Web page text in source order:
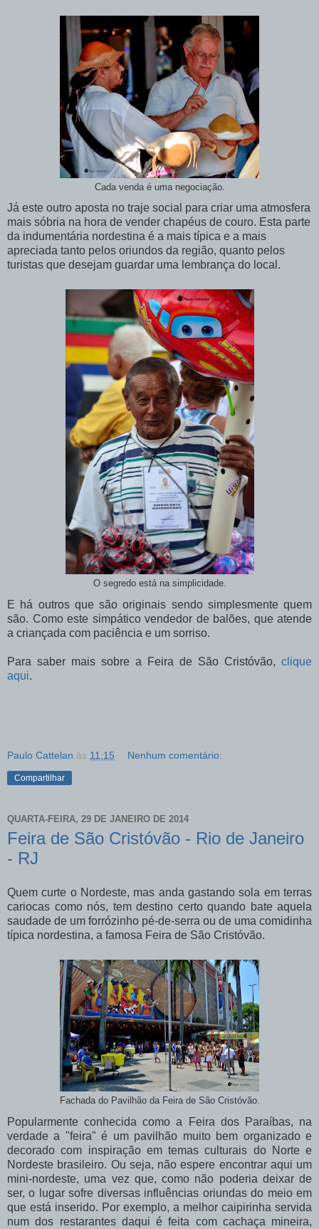
Cada venda é uma negociação.
Já este outro aposta no traje social para criar uma atmosfera
mais sóbria na hora de vender chapéus de couro. Esta parte
da indumentária nordestina é a mais típica e a mais
apreciada tanto pelos oriundos da região, quanto pelos
turistas que desejam guardar uma lembrança do local.
O segredo está na simplicidade.
E há outros que são originais sendo simplesmente quem
são. Como este simpático vendedor de balões, que atende
a criançada com paciência e um sorriso.
Para saber mais sobre a Feira de São Cristóvão, clique
aqui.
Paulo Cattelan às 11:15 Nenhum comentário:
Compartilhar
QUARTA-FEIRA, 29 DE JANEIRO DE 2014
Feira de São Cristóvão - Rio de Janeiro
- RJ
Quem curte o Nordeste, mas anda gastando sola em terras
cariocas como nós, tem destino certo quando bate aquela
saudade de um forrózinho pé-de-serra ou de uma comidinha
típica nordestina, a famosa Feira de São Cristóvão.
Fachada do Pavilhão da Feira de São Cristóvão.
Popularmente conhecida como a Feira dos Paraíbas, na
verdade a "feira" é um pavilhão muito bem organizado e
decorado com inspiração em temas culturais do Norte e
Nordeste brasileiro. Ou seja, não espere encontrar aqui um
mini-nordeste, uma vez que, como não poderia deixar de
ser, o lugar sofre diversas influências oriundas do meio em
que está inserido. Por exemplo, a melhor caipirinha servida
num dos restarantes daqui é feita com cachaça mineira,